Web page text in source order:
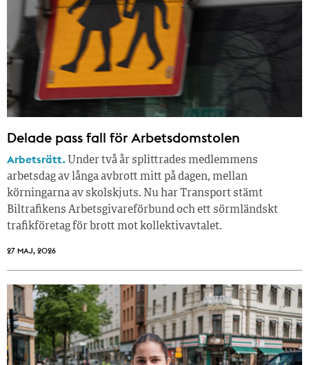
Delade pass fall för Arbetsdomstolen
Arbetsrätt. Under två år splittrades medlemmens
arbetsdag av långa avbrott mitt på dagen, mellan
körningarna av skolskjuts. Nu har Transport stämt
Biltrafikens Arbetsgivareförbund och ett sörmländskt
trafikföretag för brott mot kollektivavtalet.
27 MAJ, 2026